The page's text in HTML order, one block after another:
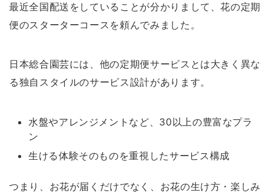
最近全国配送をしていることが分かりまして、花の定期
便のスターターコースを頼んでみました。
日本総合園芸には、他の定期便サービスとは大きく異な
る独自スタイルのサービス設計があります。
水盤やアレンジメントなど、30以上の豊富なプラ
ン
生ける体験そのものを重視したサービス構成
つまり、お花が届くだけでなく、お花の生け方・楽しみ